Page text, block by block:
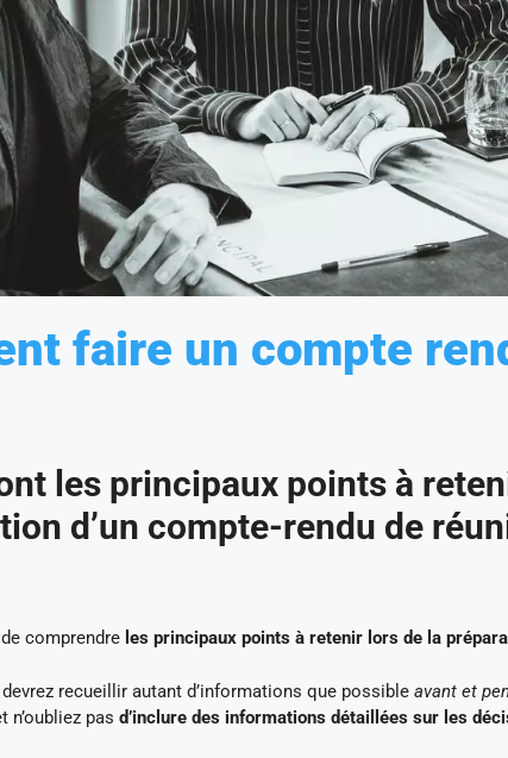
faire un compte
les principaux points à
d’un compte-rendu de
comprendre les principaux points à retenir lors de la
devrez recueillir autant d’informations que possible avant et
n’oubliez pas d’inclure des informations détaillées sur les